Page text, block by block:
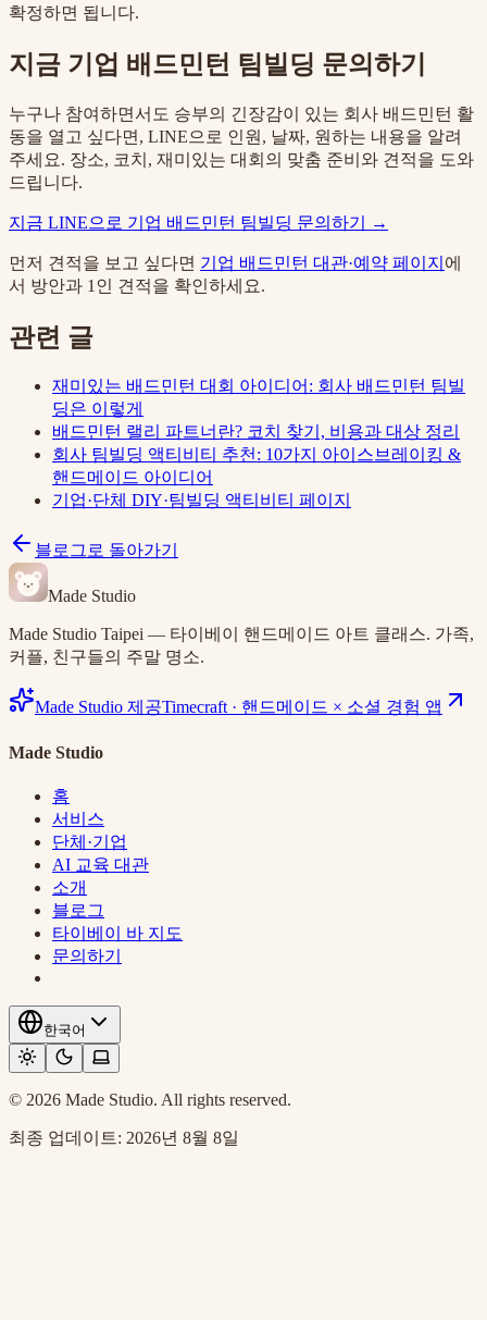
확정하면 됩니다.
지금 기업 배드민턴 팀빌딩 문의하기
누구나 참여하면서도 승부의 긴장감이 있는 회사 배드민턴 활
동을 열고 싶다면, LINE으로 인원, 날짜, 원하는 내용을 알려
주세요. 장소, 코치, 재미있는 대회의 맞춤 준비와 견적을 도와
드립니다.
지금 LINE으로 기업 배드민턴 팀빌딩 문의하기 →
먼저 견적을 보고 싶다면 기업 배드민턴 대관·예약 페이지 에
서 방안과 1인 견적을 확인하세요.
관련 글
재미있는 배드민턴 대회 아이디어: 회사 배드민턴 팀빌
딩은 이렇게
배드민턴 랠리 파트너란? 코치 찾기, 비용과 대상 정리
회사 팀빌딩 액티비티 추천: 10가지 아이스브레이킹 &
핸드메이드 아이디어
기업·단체 DIY·팀빌딩 액티비티 페이지
블로그로 돌아가기
Made Studio
Made Studio Taipei — 타이베이 핸드메이드 아트 클래스. 가족,
커플, 친구들의 주말 명소.
Made Studio 제공Timecraft· 핸드메이드 × 소셜 경험 앱
Made Studio
홈
서비스
단체·기업
AI 교육 대관
소개
블로그
타이베이 바 지도
문의하기
한국어
© 2026 Made Studio. All rights reserved.
최종 업데이트: 2026년 8월 8일